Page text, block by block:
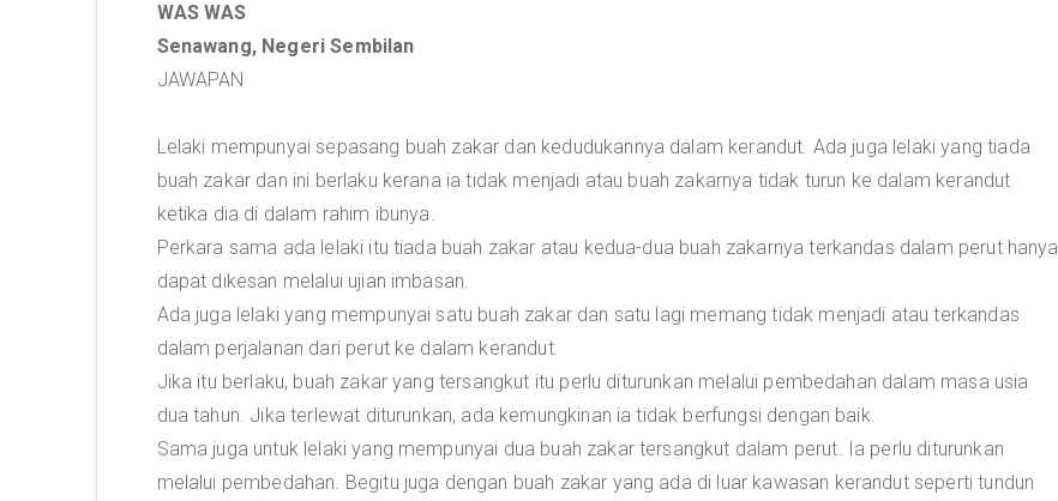
WAS WAS
Senawang, Negeri Sembilan
JAWAPAN
Lelaki mempunyai sepasang buah zakar dan kedudukannya dalam kerandut. Ada juga lelaki yang tiada
buah zakar dan ini berlaku kerana ia tidak menjadi atau buah zakarnya tidak turun ke dalam kerandut
ketika dia di dalam rahim ibunya.
Perkara sama ada lelaki itu tiada buah zakar atau kedua-dua buah zakarnya terkandas dalam perut hanya
dapat dikesan melalui ujian imbasan.
Ada juga lelaki yang mempunyai satu buah zakar dan satu lagi memang tidak menjadi atau terkandas
dalam perjalanan dari perut ke dalam kerandut.
Jika itu berlaku, buah zakar yang tersangkut itu perlu diturunkan melalui pembedahan dalam masa usia
dua tahun. Jika terlewat diturunkan, ada kemungkinan ia tidak berfungsi dengan baik.
Sama juga untuk lelaki yang mempunyai dua buah zakar tersangkut dalam perut. Ia perlu diturunkan
melalui pembedahan. Begitu juga dengan buah zakar yang ada di luar kawasan kerandut seperti tundun